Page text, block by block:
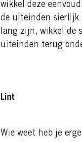
wikkel deze
de uiteinden sierlijk
lang zijn, wikkel de
uiteinden terug
Lint
Wie weet heb je